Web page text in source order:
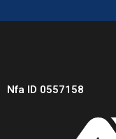
Nfa ID 0557158